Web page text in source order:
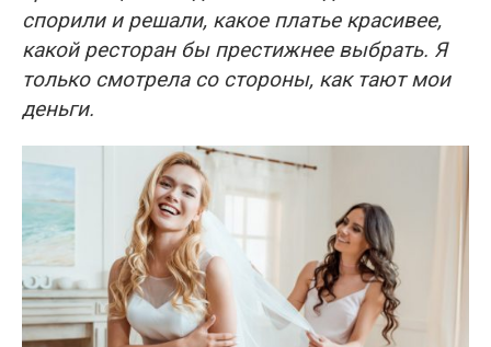
спорили и решали, какое платье красивее,
какой ресторан бы престижнее выбрать. Я
только смотрела со стороны, как тают мои
деньги.